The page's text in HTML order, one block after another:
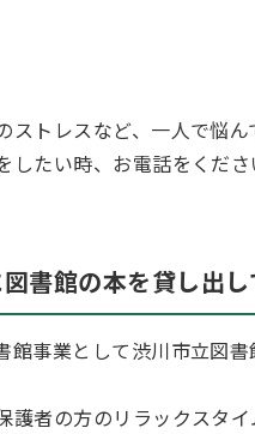
トレスなど、一人で悩ん
したい時、お電話をくだ
書館の本を貸し出し
館事業として渋川市立図
護者の方のリラックスタ